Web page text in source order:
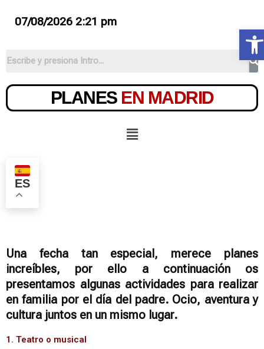
07/08/2026 2:21 pm
PLANES EN MADRID
ES
Una fecha tan especial, merece planes
increíbles, por ello a continuación os
presentamos algunas actividades para realizar
en familia por el día del padre. Ocio, aventura y
cultura juntos en un mismo lugar.
1. Teatro o musical